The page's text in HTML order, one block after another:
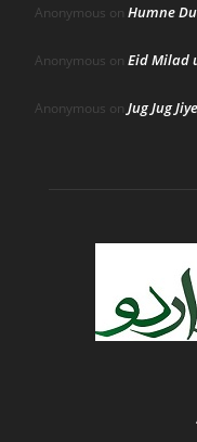
Anonymous on Humne
Anonymous on Eid Milad
Anonymous on Jug Jug